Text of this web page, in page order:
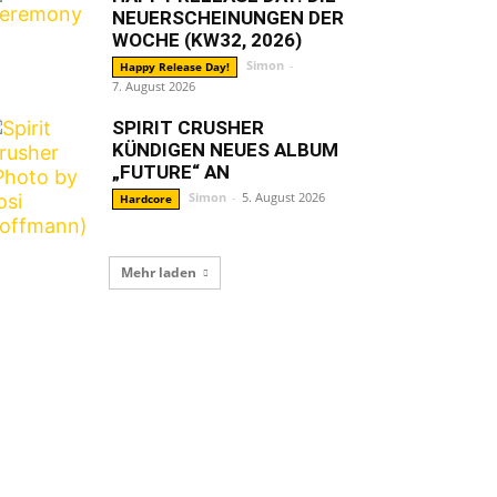
NEUERSCHEINUNGEN DER
WOCHE (KW32, 2026)
Happy Release Day! Simon -
7. August 2026
SPIRIT CRUSHER
KÜNDIGEN NEUES ALBUM
„FUTURE“ AN
Hardcore Simon - 5. August 2026
Mehr laden